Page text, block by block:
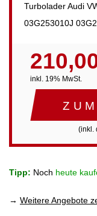
Turbolader Audi
03G253010J
inkl. 19% MwSt.
(inkl.
Tipp: Noch heute
→ Weitere Angebote